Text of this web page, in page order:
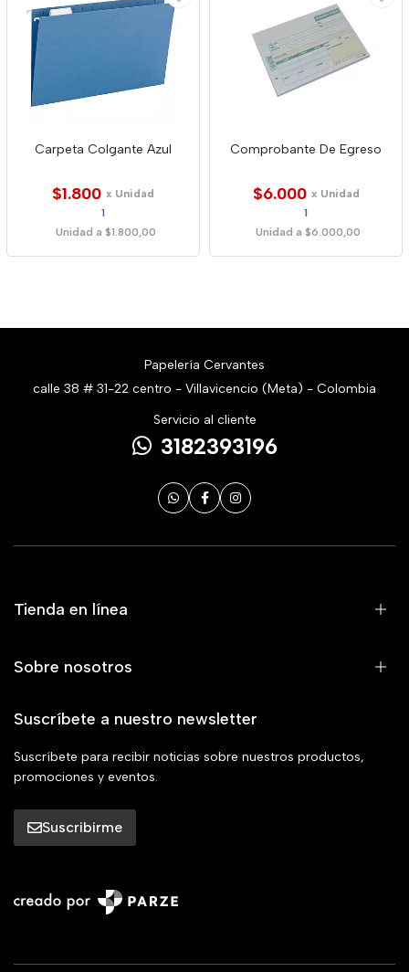
Carpeta Colgante Azul
$1.800 x Unidad
1
Unidad a $1.800,00
Comprobante De Egreso
$6.000 x Unidad
1
Unidad a $6.000,00
Papelería Cervantes
calle 38 # 31-22 centro - Villavicencio (Meta) - Colombia
Servicio al cliente
3182393196
Tienda en línea
Sobre nosotros
Suscríbete a nuestro newsletter
Suscríbete para recibir noticias sobre nuestros productos,
promociones y eventos.
Suscribirme